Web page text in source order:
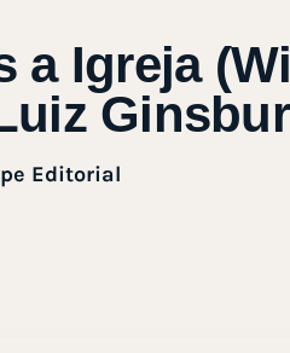
a Igreja
Editorial